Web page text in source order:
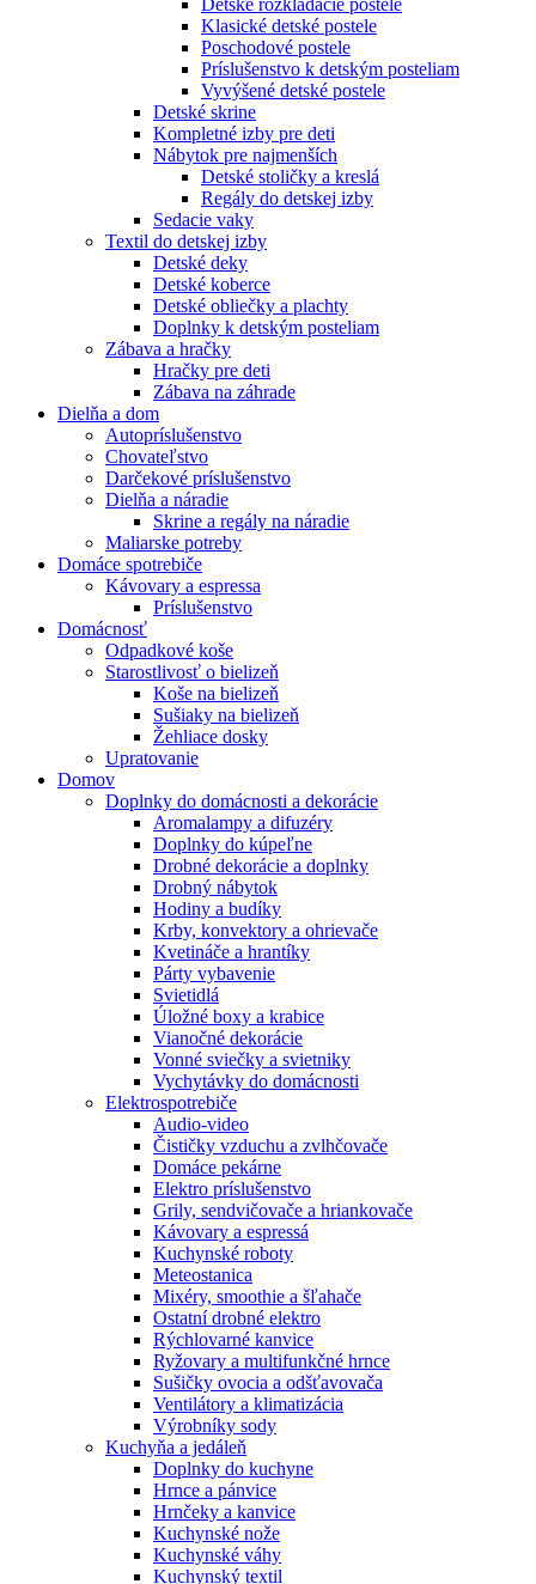
Detské rozkladacie postele
Klasické detské postele
Poschodové postele
Príslušenstvo k detským posteliam
Vyvýšené detské postele
Detské skrine
Kompletné izby pre deti
Nábytok pre najmenších
Detské stoličky a kreslá
Regály do detskej izby
Sedacie vaky
Textil do detskej izby
Detské deky
Detské koberce
Detské obliečky a plachty
Doplnky k detským posteliam
Zábava a hračky
Hračky pre deti
Zábava na záhrade
Dielňa a dom
Autopríslušenstvo
Chovateľstvo
Darčekové príslušenstvo
Dielňa a náradie
Skrine a regály na náradie
Maliarske potreby
Domáce spotrebiče
Kávovary a espressa
Príslušenstvo
Domácnosť
Odpadkové koše
Starostlivosť o bielizeň
Koše na bielizeň
Sušiaky na bielizeň
Žehliace dosky
Upratovanie
Domov
Doplnky do domácnosti a dekorácie
Aromalampy a difuzéry
Doplnky do kúpeľne
Drobné dekorácie a doplnky
Drobný nábytok
Hodiny a budíky
Krby, konvektory a ohrievače
Kvetináče a hrantíky
Párty vybavenie
Svietidlá
Úložné boxy a krabice
Vianočné dekorácie
Vonné sviečky a svietniky
Vychytávky do domácnosti
Elektrospotrebiče
Audio-video
Čističky vzduchu a zvlhčovače
Domáce pekárne
Elektro príslušenstvo
Grily, sendvičovače a hriankovače
Kávovary a espressá
Kuchynské roboty
Meteostanica
Mixéry, smoothie a šľahače
Ostatní drobné elektro
Rýchlovarné kanvice
Ryžovary a multifunkčné hrnce
Sušičky ovocia a odšťavovača
Ventilátory a klimatizácia
Výrobníky sody
Kuchyňa a jedáleň
Doplnky do kuchyne
Hrnce a pánvice
Hrnčeky a kanvice
Kuchynské nože
Kuchynské váhy
Kuchynský textil